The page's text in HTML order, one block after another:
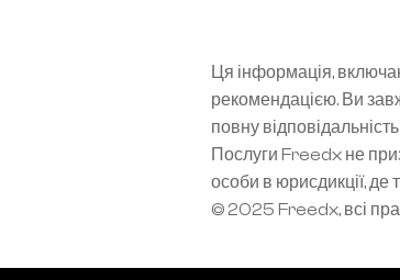
Ця інформація,
рекомендацією. Ви
повну
Послуги Freedx не
особи в юрисдикції,
© 2025 Freedx, всі